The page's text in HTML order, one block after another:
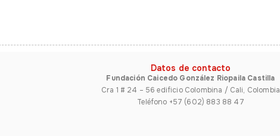
Datos de contacto
Fundación Caicedo González Riopaila Castilla
Cra 1 # 24 – 56 edificio Colombina / Cali, Colombia
Teléfono +57 (602) 883 88 47